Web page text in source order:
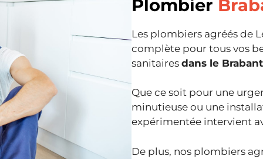
Plombier
Les plombiers agréés de
complète pour tous vos
sanitaires dans le
Que ce soit pour une
minutieuse ou une
expérimentée intervient
De plus, nos plombiers